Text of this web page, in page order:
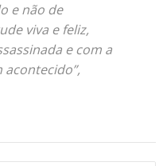
e não de
viva e feliz,
e com a